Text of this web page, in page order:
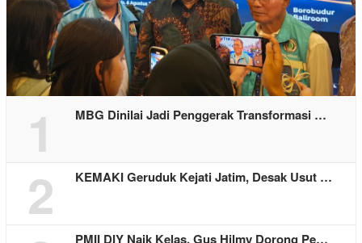
1 MBG Dinilai Jadi Penggerak Transformasi …
2 KEMAKI Geruduk Kejati Jatim, Desak Usut …
PMII DIY Naik Kelas, Gus Hilmy Dorong Pe…